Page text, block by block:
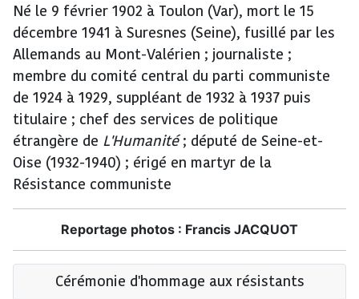
Né le 9 février 1902 à Toulon (Var), mort le 15
décembre 1941 à Suresnes (Seine), fusillé par les
Allemands au Mont-Valérien ; journaliste ;
membre du comité central du parti communiste
de 1924 à 1929, suppléant de 1932 à 1937 puis
titulaire ; chef des services de politique
étrangère de L'Humanité; député de Seine-et-
Oise (1932-1940) ; érigé en martyr de la
Résistance communiste
Reportage photos : Francis JACQUOT
Cérémonie d'hommage aux résistants